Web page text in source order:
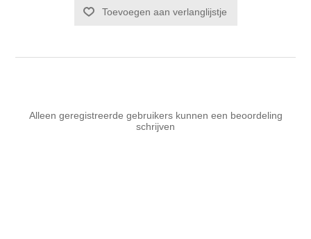
Toevoegen aan verlanglijstje
Alleen geregistreerde gebruikers kunnen een beoordeling
schrijven